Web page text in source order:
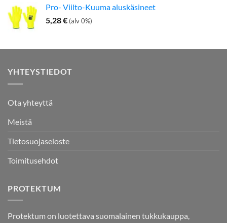
Pro- Viilto-Kuuma aluskäsineet
5,28€ (alv 0%)
YHTEYSTIEDOT
Ota yhteyttä
Meistä
Tietosuojaseloste
Toimitusehdot
PROTEKTUM
Protektum on luotettava suomalainen tukkukauppa,